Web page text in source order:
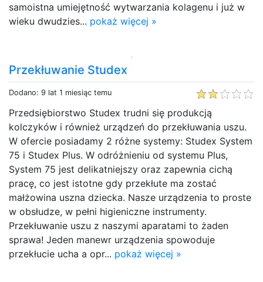
samoistna umiejętność wytwarzania kolagenu i już w
wieku dwudzies... pokaż więcej »
Przekłuwanie Studex
Dodano: 9 lat 1 miesiąc temu
Przedsiębiorstwo Studex trudni się produkcją
kolczyków i również urządzeń do przekłuwania uszu.
W ofercie posiadamy 2 różne systemy: Studex System
75 i Studex Plus. W odróżnieniu od systemu Plus,
System 75 jest delikatniejszy oraz zapewnia cichą
pracę, co jest istotne gdy przekłute ma zostać
małżowina uszna dziecka. Nasze urządzenia to proste
w obsłudze, w pełni higieniczne instrumenty.
Przekłuwanie uszu z naszymi aparatami to żaden
sprawa! Jeden manewr urządzenia spowoduje
przekłucie ucha a opr... pokaż więcej »